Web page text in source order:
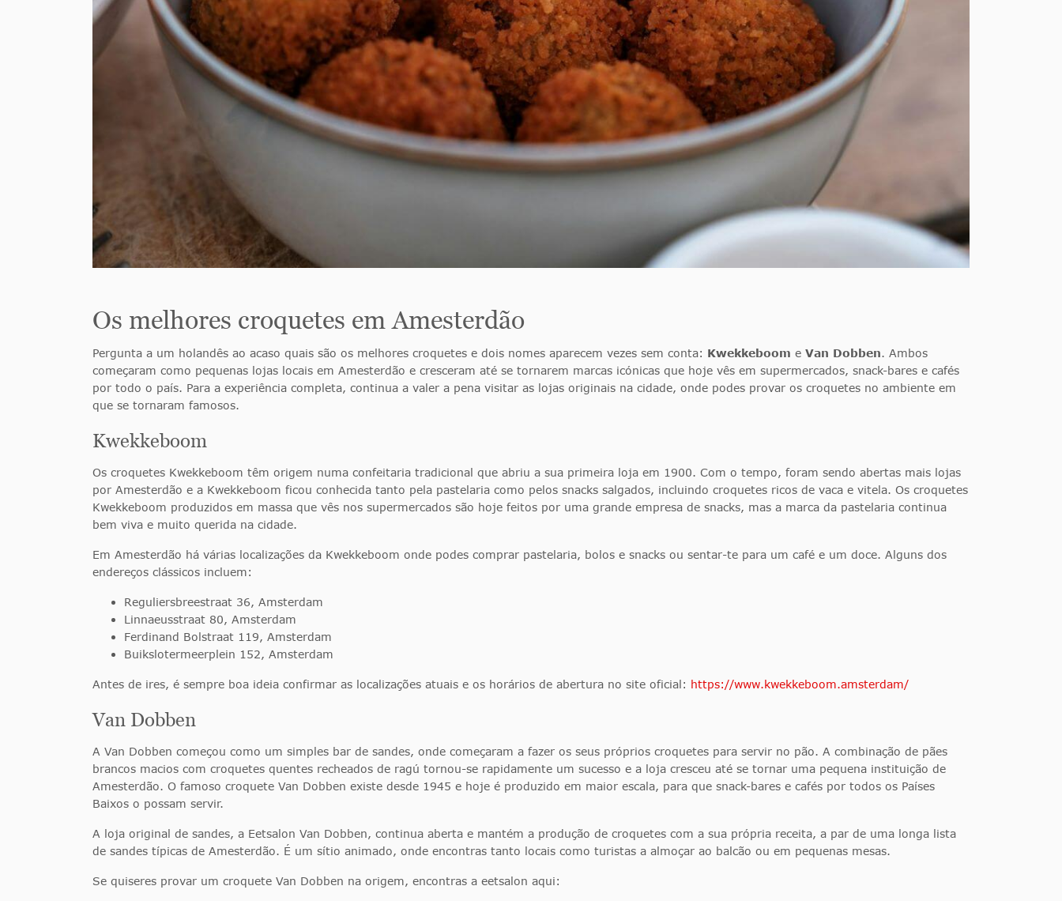
Os melhores croquetes em Amesterdão
Pergunta a um holandês ao acaso quais são os melhores croquetes e dois nomes aparecem vezes sem conta: Kwekkeboom e Van Dobben. Ambos
começaram como pequenas lojas locais em Amesterdão e cresceram até se tornarem marcas icónicas que hoje vês em supermercados, snack-bares e cafés
por todo o país. Para a experiência completa, continua a valer a pena visitar as lojas originais na cidade, onde podes provar os croquetes no ambiente em
que se tornaram famosos.
Kwekkeboom
Os croquetes Kwekkeboom têm origem numa confeitaria tradicional que abriu a sua primeira loja em 1900. Com o tempo, foram sendo abertas mais lojas
por Amesterdão e a Kwekkeboom ficou conhecida tanto pela pastelaria como pelos snacks salgados, incluindo croquetes ricos de vaca e vitela. Os croquetes
Kwekkeboom produzidos em massa que vês nos supermercados são hoje feitos por uma grande empresa de snacks, mas a marca da pastelaria continua
bem viva e muito querida na cidade.
Em Amesterdão há várias localizações da Kwekkeboom onde podes comprar pastelaria, bolos e snacks ou sentar-te para um café e um doce. Alguns dos
endereços clássicos incluem:
Reguliersbreestraat 36, Amsterdam
Linnaeusstraat 80, Amsterdam
Ferdinand Bolstraat 119, Amsterdam
Buikslotermeerplein 152, Amsterdam
Antes de ires, é sempre boa ideia confirmar as localizações atuais e os horários de abertura no site oficial: https://www.kwekkeboom.amsterdam/
Van Dobben
A Van Dobben começou como um simples bar de sandes, onde começaram a fazer os seus próprios croquetes para servir no pão. A combinação de pães
brancos macios com croquetes quentes recheados de ragú tornou-se rapidamente um sucesso e a loja cresceu até se tornar uma pequena instituição de
Amesterdão. O famoso croquete Van Dobben existe desde 1945 e hoje é produzido em maior escala, para que snack-bares e cafés por todos os Países
Baixos o possam servir.
A loja original de sandes, a Eetsalon Van Dobben, continua aberta e mantém a produção de croquetes com a sua própria receita, a par de uma longa lista
de sandes típicas de Amesterdão. É um sítio animado, onde encontras tanto locais como turistas a almoçar ao balcão ou em pequenas mesas.
Se quiseres provar um croquete Van Dobben na origem, encontras a eetsalon aqui: